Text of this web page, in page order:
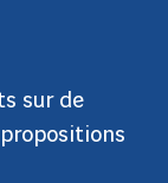
sur de